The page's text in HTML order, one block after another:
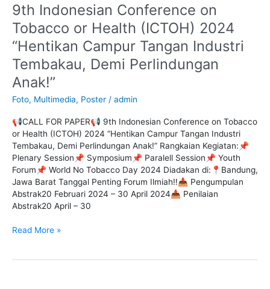
9th Indonesian Conference on
Tobacco or Health (ICTOH) 2024
“Hentikan Campur Tangan Industri
Tembakau, Demi Perlindungan
Anak!”
Foto, Multimedia, Poster / admin
📢CALL FOR PAPER📢 9th Indonesian Conference on Tobacco
or Health (ICTOH) 2024 “Hentikan Campur Tangan Industri
Tembakau, Demi Perlindungan Anak!” Rangkaian Kegiatan:📌
Plenary Session📌 Symposium📌 Paralell Session📌 Youth
Forum📌 World No Tobacco Day 2024 Diadakan di:📍Bandung,
Jawa Barat Tanggal Penting Forum Ilmiah‼️📥 Pengumpulan
Abstrak20 Februari 2024 – 30 April 2024📥 Penilaian
Abstrak20 April – 30
9th
Indonesian
Conference
on
Tobacco
Health
(ICTOH)
2024
Campur
Tangan
Industri
Tembakau,
Demi
Perlindungan
Anak!”
Read More »